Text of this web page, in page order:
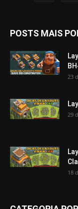
POSTS MAIS
23
29
18